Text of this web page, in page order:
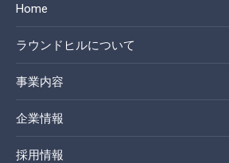
Home
ラウンドヒルについて
事業内容
企業情報
採用情報